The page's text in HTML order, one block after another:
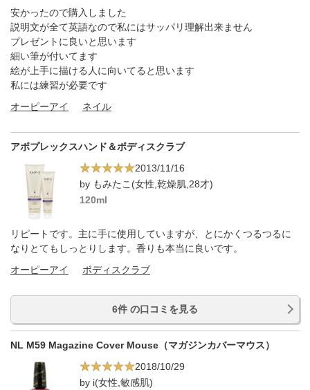
安かったので購入しました
説明文が全て英語なので私にはサッパリ理解出来ません
プレゼントに良いと思います
細い筆が付いてます
絵が上手に描ける人に向いてると思います
私には練習が必要です
オーピーアイ
ネイル
アボプレックスハンド＆ボディスクラブ
2013/11/16
by もみたこ(女性,乾燥肌,28才)
120ml
リピートです。主に手に使用していますが、とにかくつるつるに
なりとてもしっとりします。香りも本当に良いです。
オーピーアイ
ボディスクラブ
6件 の口コミを見る
NL M59 Magazine Cover Mouse（マガジンカバーマウス）
2018/10/29
by i(女性,敏感肌)